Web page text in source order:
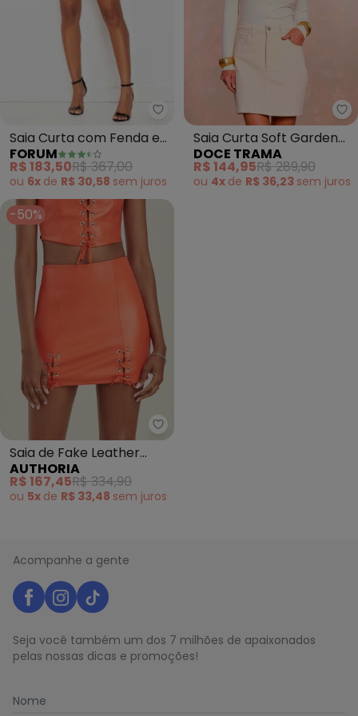
Forum - Saia Curta com Fenda
Saia Curta com Fenda e
Brilho (Preto)
FORUM
R$ 183,50R$ 367,00
ou 6x de R$ 30,58 sem juros
Saia Curta Soft Garden
em Sarja (Branco)
DOCE TRAMA
R$ 144,95R$ 289,90
ou 4x de R$ 36,23 sem juros
-50%
Authoria - Saia de Fake
Saia de Fake Leather
Laranja (Laranja)
AUTHORIA
R$ 167,45R$ 334,90
ou 5x de R$ 33,48 sem juros
Acompanhe a gente
Seja você também um dos 7 milhões de apaixonados
pelas nossas dicas e promoções!
Nome